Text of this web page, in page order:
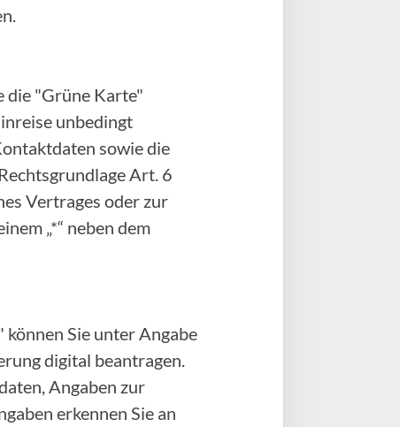
die "Grüne Karte"
unbedingt
sowie die
Art. 6
Vertrages oder zur
„*“ neben dem
Sie unter Angabe
digital beantragen.
Angaben zur
erkennen Sie an